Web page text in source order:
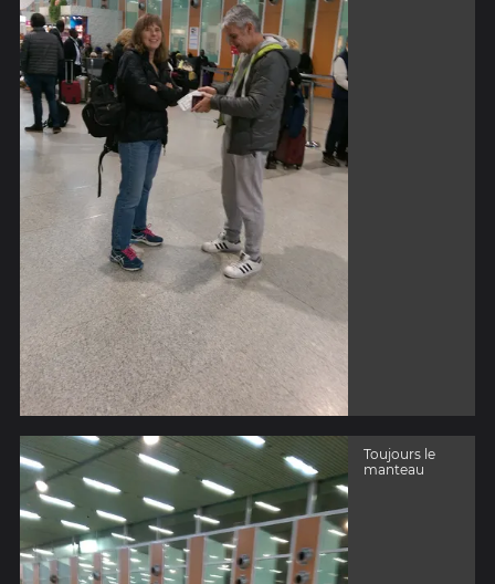
Toujours le
manteau